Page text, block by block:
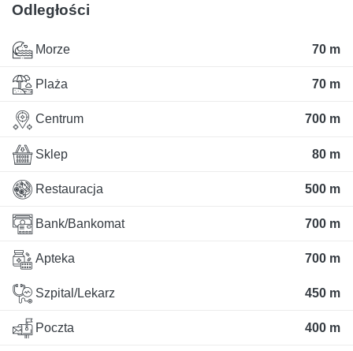
Odległości
Morze 70 m
Plaża 70 m
Centrum 700 m
Sklep 80 m
Restauracja 500 m
Bank/Bankomat 700 m
Apteka 700 m
Szpital/Lekarz 450 m
Poczta 400 m